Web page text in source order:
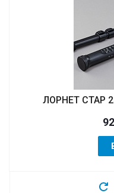
ЛОРНЕТ СТАР